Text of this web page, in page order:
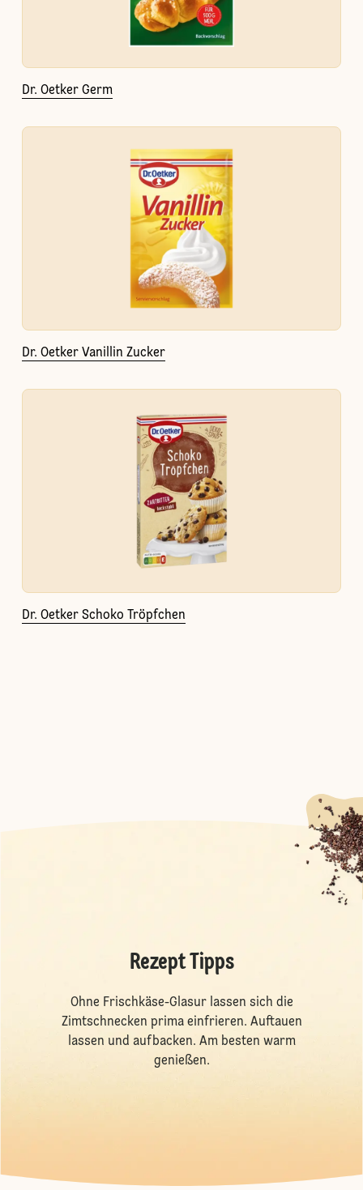
Dr. Oetker Germ
Dr. Oetker Vanillin Zucker
Dr. Oetker Schoko Tröpfchen
Rezept Tipps
Ohne Frischkäse-Glasur lassen sich die
Zimtschnecken prima einfrieren. Auftauen
lassen und aufbacken. Am besten warm
genießen.